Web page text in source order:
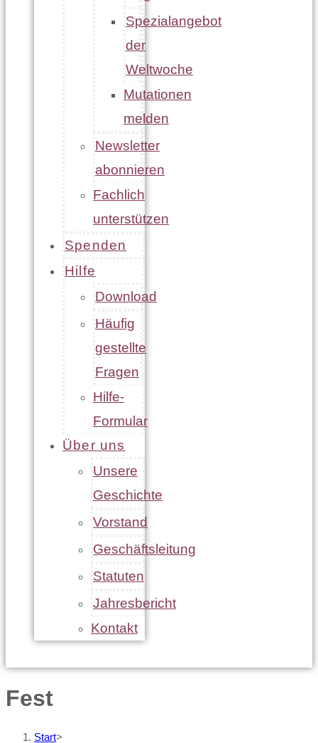
Spezialangebot
der
Weltwoche
Mutationen
melden
Newsletter
abonnieren
Fachlich
unterstützen
Spenden
Hilfe
Download
Häufig
gestellte
Fragen
Hilfe-
Formular
Über uns
Unsere
Geschichte
Vorstand
Geschäftsleitung
Statuten
Jahresbericht
Kontakt
Fest
Start>